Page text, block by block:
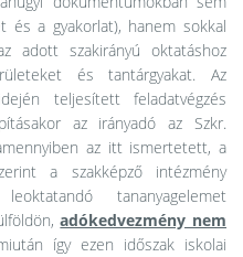
és a gyakorlat), hanem sokkal
adott szakirányú oktatáshoz
és tantárgyakat. Az
teljesített feladatvégzés
az irányadó az Szkr.
az itt ismertetett, a
a szakképző intézmény
leoktatandó tananyagelemet
adókedvezmény nem
így ezen időszak iskolai